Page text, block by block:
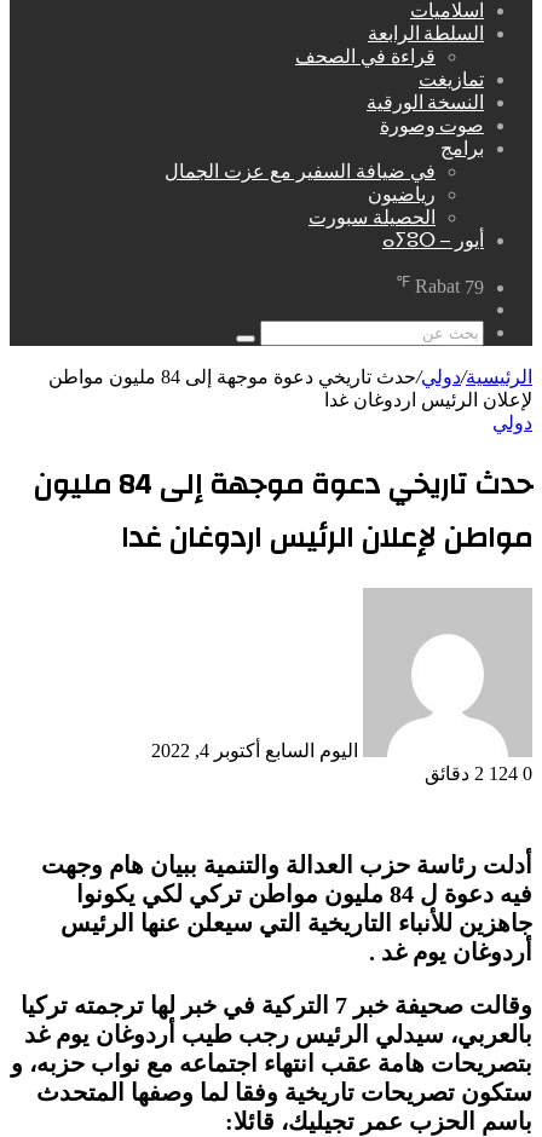
اسلاميات
السلطة الرابعة
قراءة في الصحف
تمازيغت
النسخة الورقية
صوت وصورة
برامج
في ضيافة السفير مع عزت الجمال
رياضيون
الحصيلة سبورت
أيور – ⴰⵢⵓⵔ
Rabat 79
℉
عشوائي
بحث
الرئيسية/دولي/
حدث تاريخي دعوة موجهة إلى 84 مليون مواطن
لإعلان الرئيس اردوغان غدا
دولي
حدث تاريخي دعوة موجهة إلى 84 مليون
مواطن لإعلان الرئيس اردوغان غدا
اليوم السابع أكتوبر 4, 2022
0
2 دقائق
أدلت رئاسة حزب العدالة والتنمية ببيان هام وجهت
فيه دعوة ل 84 مليون مواطن تركي لكي يكونوا
جاهزين للأنباء التاريخية التي سيعلن عنها الرئيس
أردوغان يوم غد .
وقالت صحيفة خبر 7 التركية في خبر لها ترجمته تركيا
بالعربي، سيدلي الرئيس رجب طيب أردوغان يوم غد
بتصريحات هامة عقب انتهاء اجتماعه مع نواب حزبه، و
ستكون تصريحات تاريخية وفقا لما وصفها المتحدث
باسم الحزب عمر تجيليك، قائلا: